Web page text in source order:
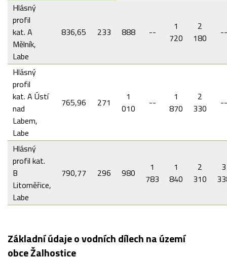
Hlásný
profil
kat. A
Mělník,
Labe
836,65 233 888 --
1
720
2
180
--
Hlásný
profil
kat. A Ústí
nad
Labem,
Labe
765,96 271
1
010
--
1
870
2
330
--
Hlásný
profil kat.
B
Litoměřice,
Labe
790,77 296 980
1
783
1
840
2
310
3
Základní údaje o vodních dílech na území
obce Žalhostice